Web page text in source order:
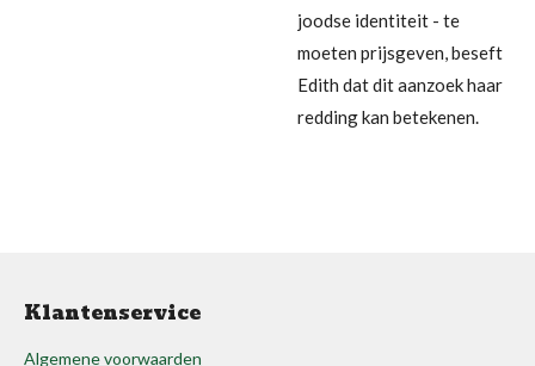
joodse identiteit - te
moeten prijsgeven, beseft
Edith dat dit aanzoek haar
redding kan betekenen.
Klantenservice
Algemene voorwaarden